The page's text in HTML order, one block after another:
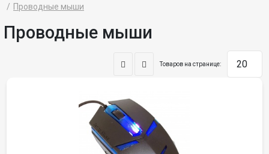
Проводные мыши
Проводные мыши
Товаров на странице: